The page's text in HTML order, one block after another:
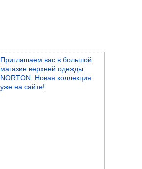
Приглашаем вас в большой
магазин верхней одежды
NORTON. Новая коллекция
уже на сайте!